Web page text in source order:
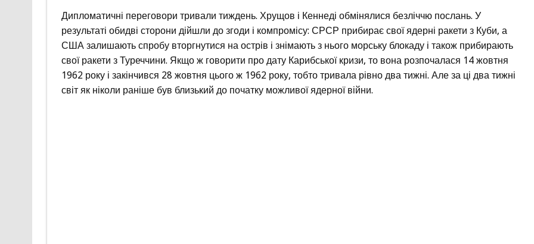
Дипломатичні переговори тривали тиждень. Хрущов і Кеннеді обмінялися безліччю послань. У
результаті обидві сторони дійшли до згоди і компромісу: СРСР прибирає свої ядерні ракети з Куби, а
США залишають спробу вторгнутися на острів і знімають з нього морську блокаду і також прибирають
свої ракети з Туреччини. Якщо ж говорити про дату Карибської кризи, то вона розпочалася 14 жовтня
1962 року і закінчився 28 жовтня цього ж 1962 року, тобто тривала рівно два тижні. Але за ці два тижні
світ як ніколи раніше був близький до початку можливої ядерної війни.